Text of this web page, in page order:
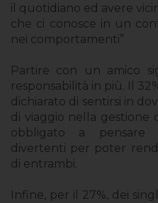
il quotidiano ed avere
che ci conosce in un
nei comportamenti”
Partire con un amico
responsabilità in più. Il
dichiarato di sentirsi in
di viaggio nella gestione
obbligato a pensare
divertenti per poter
di entrambi.
Infine, per il 27%, dei